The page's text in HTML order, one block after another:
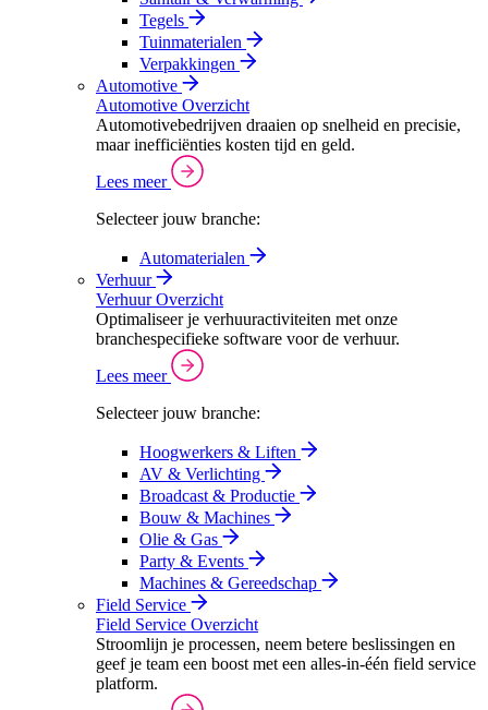
Tegels
Tuinmaterialen
Verpakkingen
Automotive
Automotive Overzicht
Automotivebedrijven draaien op snelheid en precisie,
maar inefficiënties kosten tijd en geld.
Lees meer
Selecteer jouw branche:
Automaterialen
Verhuur
Verhuur Overzicht
Optimaliseer je verhuuractiviteiten met onze
branchespecifieke software voor de verhuur.
Lees meer
Selecteer jouw branche:
Hoogwerkers & Liften
AV & Verlichting
Broadcast & Productie
Bouw & Machines
Olie & Gas
Party & Events
Machines & Gereedschap
Field Service
Field Service Overzicht
Stroomlijn je processen, neem betere beslissingen en
geef je team een boost met een alles-in-één field service
platform.